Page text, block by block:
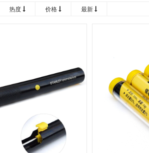
热度 价格 最新